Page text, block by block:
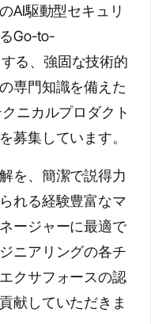
AI駆動型セキュリ
Go-to-
る、強固な技術的
専門知識を備えた
ニカルプロダクト
募集しています。
を、簡潔で説得力
れる経験豊富なマ
ージャーに最適で
ニアリングの各チ
クサフォースの認
献していただきま